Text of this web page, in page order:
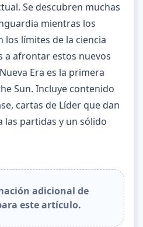
Se descubren muchas
mientras los
los límites de la ciencia
a afrontar estos nuevos
Era es la primera
Sun. Incluye contenido
cartas de Líder que dan
las partidas y un sólido
adicional de
este artículo.